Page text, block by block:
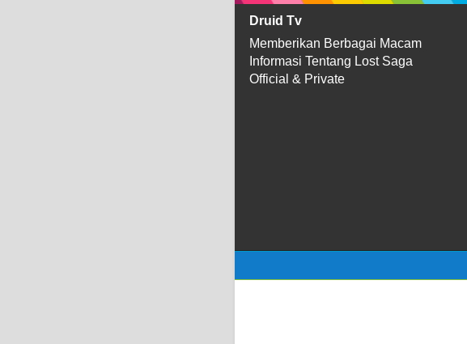
Druid Tv
Memberikan Berbagai Macam
Informasi Tentang Lost Saga
Official & Private